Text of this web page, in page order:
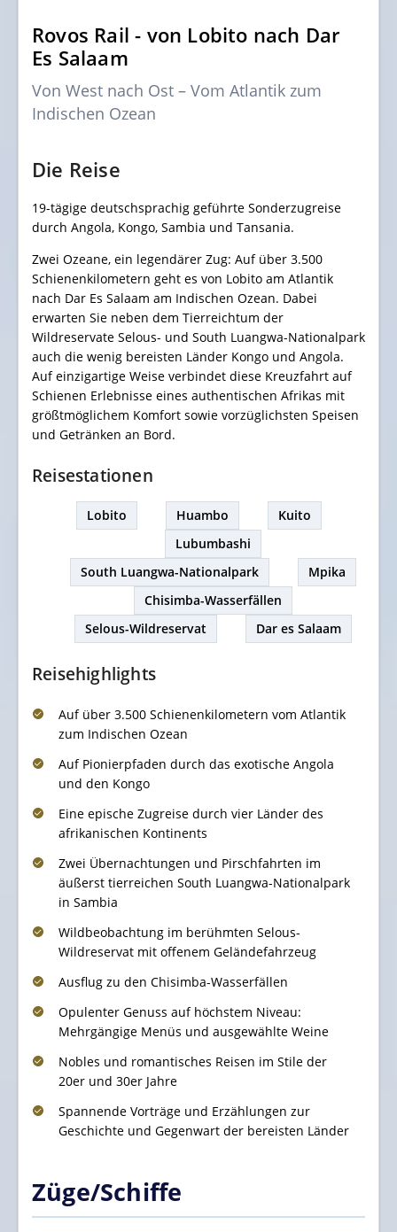
Rovos Rail - von Lobito nach Dar
Es Salaam
Von West nach Ost – Vom Atlantik zum
Indischen Ozean
Die Reise
19-tägige deutschsprachig geführte Sonderzugreise
durch Angola, Kongo, Sambia und Tansania.
Zwei Ozeane, ein legendärer Zug: Auf über 3.500
Schienenkilometern geht es von Lobito am Atlantik
nach Dar Es Salaam am Indischen Ozean. Dabei
erwarten Sie neben dem Tierreichtum der
Wildreservate Selous- und South Luangwa-Nationalpark
auch die wenig bereisten Länder Kongo und Angola.
Auf einzigartige Weise verbindet diese Kreuzfahrt auf
Schienen Erlebnisse eines authentischen Afrikas mit
größtmöglichem Komfort sowie vorzüglichsten Speisen
und Getränken an Bord.
Reisestationen
Lobito Huambo
Kuito
Lubumbashi
South Luangwa-Nationalpark
Mpika
Chisimba-Wasserfällen
Selous-Wildreservat
Dar es Salaam
Reisehighlights
Auf über 3.500 Schienenkilometern vom Atlantik
zum Indischen Ozean
Auf Pionierpfaden durch das exotische Angola
und den Kongo
Eine epische Zugreise durch vier Länder des
afrikanischen Kontinents
Zwei Übernachtungen und Pirschfahrten im
äußerst tierreichen South Luangwa-Nationalpark
in Sambia
Wildbeobachtung im berühmten Selous-
Wildreservat mit offenem Geländefahrzeug
Ausflug zu den Chisimba-Wasserfällen
Opulenter Genuss auf höchstem Niveau:
Mehrgängige Menüs und ausgewählte Weine
Nobles und romantisches Reisen im Stile der
20er und 30er Jahre
Spannende Vorträge und Erzählungen zur
Geschichte und Gegenwart der bereisten Länder
Züge/Schiffe